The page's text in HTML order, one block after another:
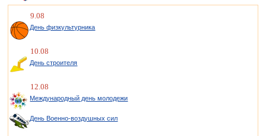
9.08
День физкультурника
10.08
День строителя
12.08
Международный день молодежи
День Военно-воздушных сил